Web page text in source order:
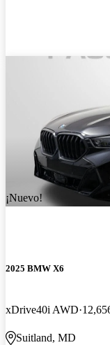
¡Nuevo!
2025 BMW X6
xDrive40i AWD
Suitland, MD